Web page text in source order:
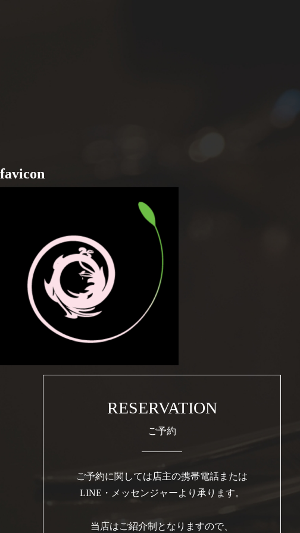
favicon
RESERVATION
ご予約
ご予約に関しては店主の携帯電話または
LINE・メッセンジャーより承ります。
当店はご紹介制となりますので、